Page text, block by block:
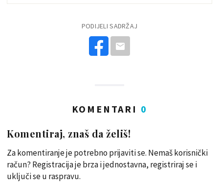
PODIJELI SADRŽAJ
KOMENTARI 0
Komentiraj, znaš da želiš!
Za komentiranje je potrebno prijaviti se. Nemaš korisnički
račun? Registracija je brza i jednostavna, registriraj se i
uključi se u raspravu.